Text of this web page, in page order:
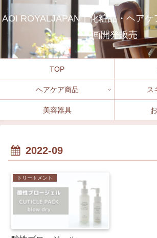
AOI ROYALJAPAN｜化粧品・ヘア
画開発販売
TOP
ヘアケア商品 ス
美容器具
2022-09
トリートメント